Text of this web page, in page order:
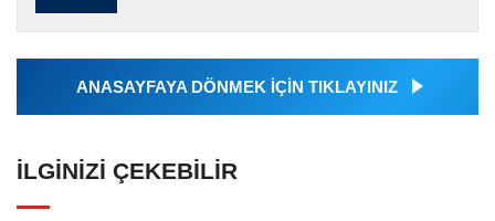
tarafından geçilen tüm...
ANASAYFAYA DÖNMEK İÇİN TIKLAYINIZ
İLGINIZI ÇEKEBILIR